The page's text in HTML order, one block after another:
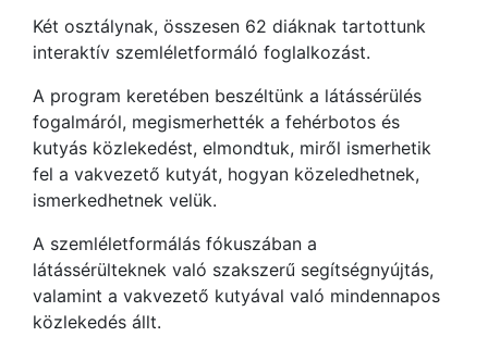
Két osztálynak, összesen 62 diáknak tartottunk
interaktív szemléletformáló foglalkozást.
A program keretében beszéltünk a látássérülés
fogalmáról, megismerhették a fehérbotos és
kutyás közlekedést, elmondtuk, miről ismerhetik
fel a vakvezető kutyát, hogyan közeledhetnek,
ismerkedhetnek velük.
A szemléletformálás fókuszában a
látássérülteknek való szakszerű segítségnyújtás,
valamint a vakvezető kutyával való mindennapos
közlekedés állt.